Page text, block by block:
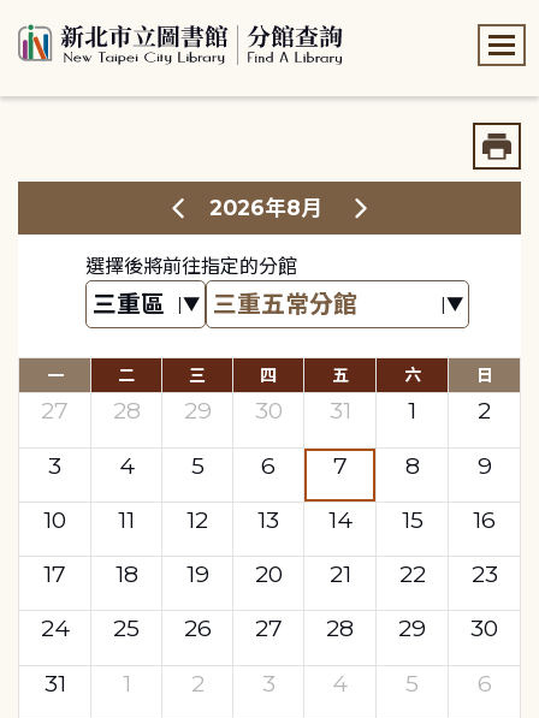
2026年8月
選擇後將前往指定的分館
一 二 三 四 五 六 日
27 28 29 30 31 1
2
3
4 5 6 7 8
9
10
11 12 13 14 15
16
17
18 19 20 21 22
23
24
25 26 27 28 29
30
31
1 2 3 4 5 6